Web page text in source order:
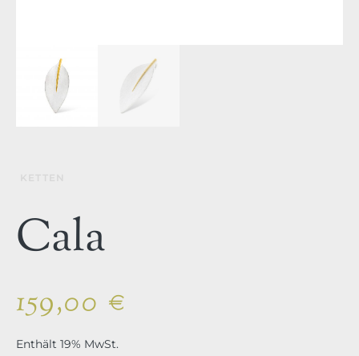
Cala
159,00 €
Enthält 19% MwSt.